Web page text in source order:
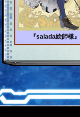
『salada絵師様』